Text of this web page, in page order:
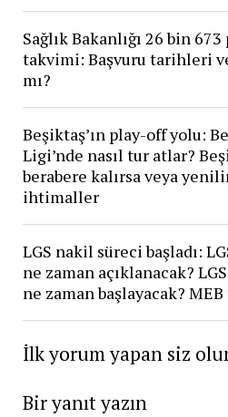
Sağlık Bakanlığı 26 bin
takvimi: Başvuru tarihleri
mı?
Beşiktaş’ın play-off yolu:
Ligi’nde nasıl tur atlar?
berabere kalırsa veya
ihtimaller
LGS nakil süreci başladı:
ne zaman açıklanacak?
ne zaman başlayacak?
İlk yorum yapan siz
Bir yanıt yazın